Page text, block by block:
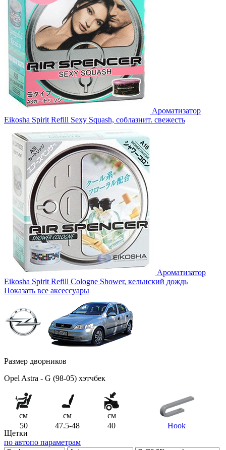
Ароматизатор
Eikosha Spirit Refill Sexy Squash, соблазнит. свежесть
Ароматизатор
Eikosha Spirit Refill Cologne Shower, кельнский дождь
Показать все аксессуары
Размер дворников
Opel Astra - G (98-05) хэтчбек
см см
см
50
47.5-48 40
Hook
Щетки
по автопо параметрам